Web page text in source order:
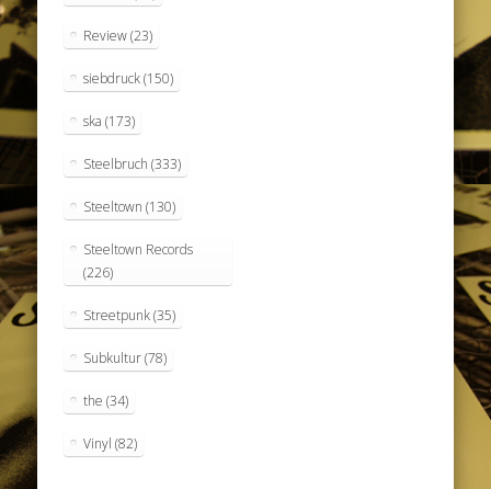
Review(23)
siebdruck(150)
ska (173)
Steelbruch (333)
Steeltown (130)
Steeltown Records
(226)
Streetpunk(35)
Subkultur(78)
the (34)
Vinyl (82)